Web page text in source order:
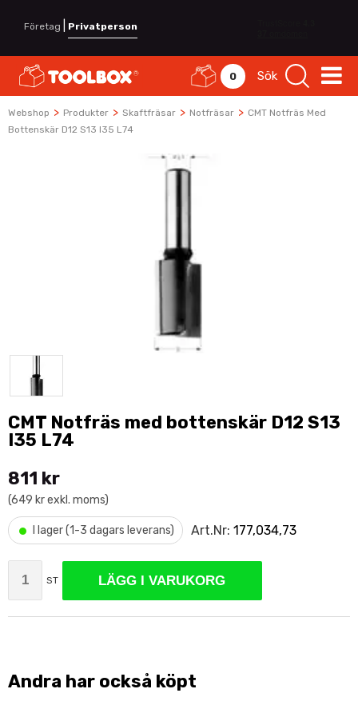
Företag Privatperson
0 Sök
Webshop > Produkter > Skaftfräsar > Notfräsar > CMT Notfräs Med
Bottenskär D12 S13 I35 L74
CMT Notfräs med bottenskär D12 S13
I35 L74
811 kr
(649 kr exkl. moms)
• I lager (1-3 dagars leverans) Art.Nr: 177,034,73
ST LÄGG I VARUKORG
Andra har också köpt